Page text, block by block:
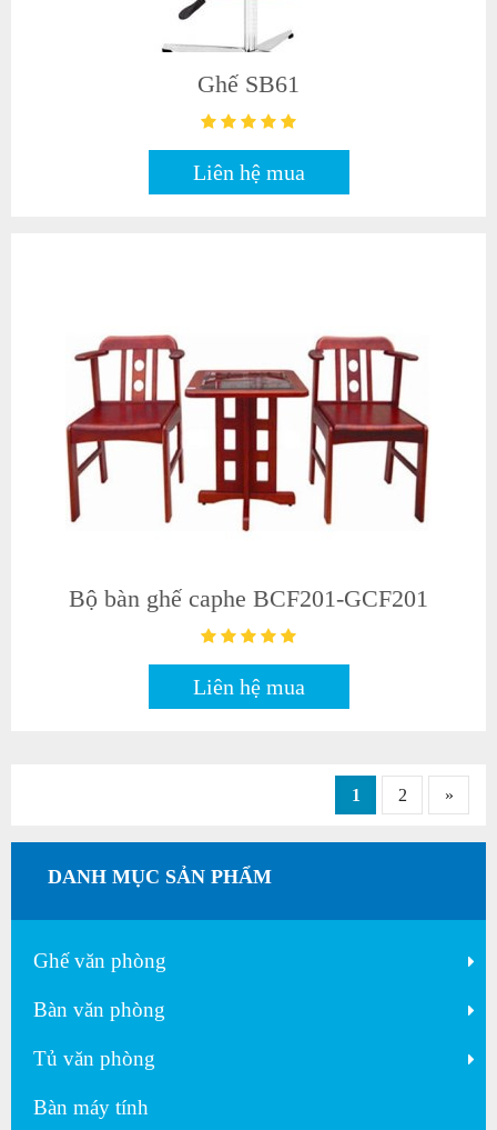
Ghế SB61
Liên hệ mua
Bộ bàn ghế caphe BCF201-GCF201
Liên hệ mua
1 2 »
DANH MỤC SẢN PHẨM
Ghế văn phòng
Bàn văn phòng
Tủ văn phòng
Bàn máy tính